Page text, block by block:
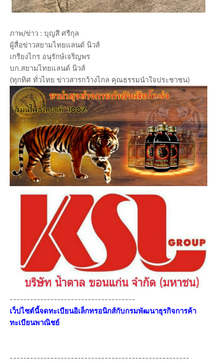
ภาพ/ข่าว : บุญสี ศรีกุล
ผู้สื่อข่าวสยามไทยแลนด์ นิวส์
เกรียงไกร อนุรักษ์เจริญพร
บก.สยามไทยแลนด์ นิวส์
(ทุกทิศ ทั่วไทย ข่าวสารกว้างไกล คุณธรรมนำใจประชาชน)
-------------------------------------
เว็ปไซต์นี้จดทะเบียนอิเล็กทรอนิกส์กับกรมพัฒนาธุรกิจการค้า
ทะเบียนพาณิชย์
-----------------------------------------------------